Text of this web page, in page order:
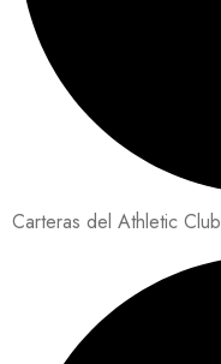
Carteras del Athletic Club